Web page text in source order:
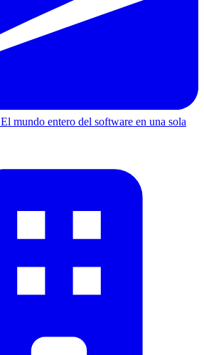
El mundo entero del software en una sola